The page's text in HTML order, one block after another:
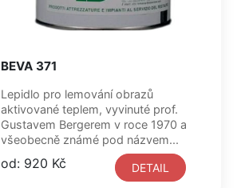
BEVA 371
Lepidlo pro lemování obrazů
aktivované teplem, vyvinuté prof.
Gustavem Bergerem v roce 1970 a
všeobecně známé pod názvem...
od: 920 Kč DETAIL